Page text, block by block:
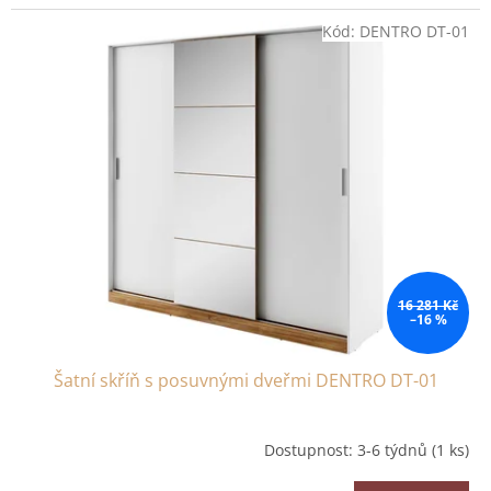
16 281 Kč
–16 %
Šatní skříň s posuvnými dveřmi DENTRO DT-01
Dostupnost: 3-6 týdnů (1 ks)
Kód: DENTRO DT-01